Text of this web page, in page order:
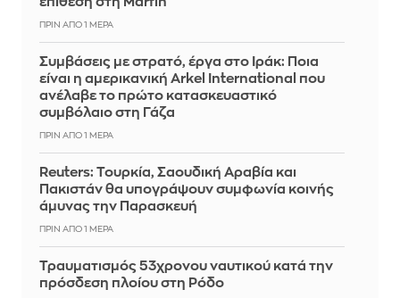
ΠΡΙΝ ΑΠΌ 1 ΜΈΡΑ
Συμβάσεις με στρατό, έργα στο Ιράκ: Ποια
είναι η αμερικανική Arkel International που
ανέλαβε το πρώτο κατασκευαστικό
συμβόλαιο στη Γάζα
ΠΡΙΝ ΑΠΌ 1 ΜΈΡΑ
Reuters: Τουρκία, Σαουδική Αραβία και
Πακιστάν θα υπογράψουν συμφωνία κοινής
άμυνας την Παρασκευή
ΠΡΙΝ ΑΠΌ 1 ΜΈΡΑ
Τραυματισμός 53χρονου ναυτικού κατά την
πρόσδεση πλοίου στη Ρόδο